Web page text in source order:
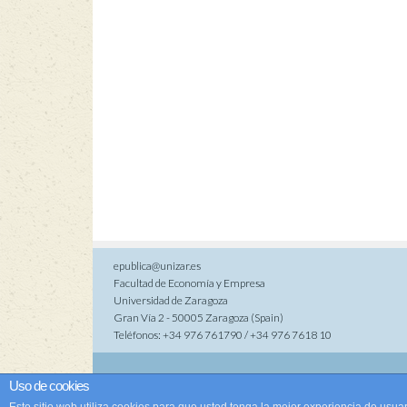
epublica@unizar.es
Facultad de Economía y Empresa
Universidad de Zaragoza
Gran Vía 2 - 50005 Zaragoza (Spain)
Teléfonos: +34 976 761790 / +34 976 7618 10
Uso de cookies